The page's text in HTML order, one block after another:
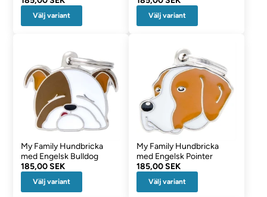
Välj variant Välj variant
My Family Hundbricka
med Engelsk Bulldog
185,00 SEK
Välj variant
My Family Hundbricka
med Engelsk Pointer
185,00 SEK
Välj variant